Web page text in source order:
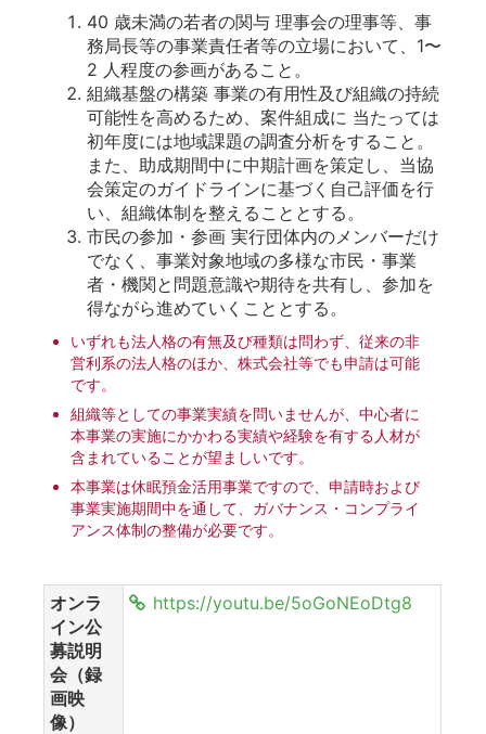
40 歳未満の若者の関与 理事会の理事等、事
務局⻑等の事業責任者等の立場において、1〜
2 人程度の参画があること。
組織基盤の構築 事業の有用性及び組織の持続
可能性を高めるため、案件組成に 当たっては
初年度には地域課題の調査分析をすること。
また、助成期間中に中期計画を策定し、当協
会策定のガイドラインに基づく自己評価を行
い、組織体制を整えることとする。
市⺠の参加・参画 実行団体内のメンバーだけ
でなく、事業対象地域の多様な市⺠・事業
者・機関と問題意識や期待を共有し、参加を
得ながら進めていくこととする。
いずれも法人格の有無及び種類は問わず、従来の非
営利系の法人格のほか、株式会社等でも申請は可能
です。
組織等としての事業実績を問いませんが、中心者に
本事業の実施にかかわる実績や経験を有する人材が
含まれていることが望ましいです。
本事業は休眠預金活用事業ですので、申請時および
事業実施期間中を通して、ガバナンス・コンプライ
アンス体制の整備が必要です。
オンラ
イン公
募説明
会（録
画映
像）
https://youtu.be/5oGoNEoDtg8